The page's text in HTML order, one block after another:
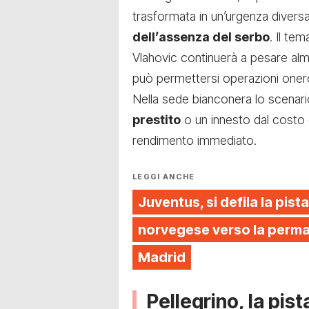
trasformata in un’urgenza
dell’assenza del serbo. Il
Vlahovic continuerà a pesare
può permettersi operazioni
Nella sede bianconera lo
prestito o un innesto dal
rendimento immediato.
LEGGI ANCHE
Juventus, si defila la
norvegese verso la
Madrid
Pellegrino, la